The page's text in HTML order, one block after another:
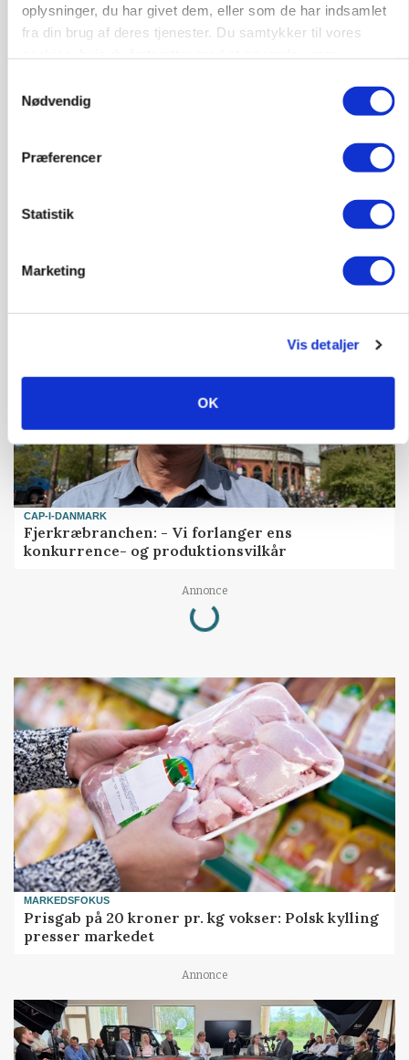
oplysninger, du har givet dem, eller som de har indsamlet
fra din brug af deres tjenester. Du samtykker til vores
Nødvendig
Præferencer
Statistik
Marketing
Vis detaljer
OK
KWS Rallys topper årets sortsforsøg i vinterbyg
CAP-I-DANMARK
Fjerkræbranchen: - Vi forlanger ens
konkurrence- og produktionsvilkår
Annonce
Loading...
MARKEDSFOKUS
Prisgab på 20 kroner pr. kg vokser: Polsk kylling
presser markedet
Annonce